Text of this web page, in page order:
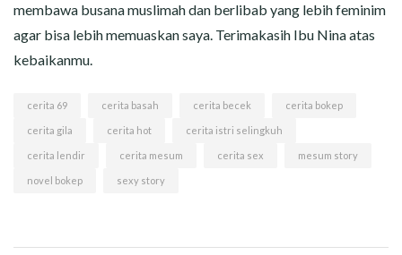
membawa busana muslimah dan berlibab yang lebih feminim
agar bisa lebih memuaskan saya. Terimakasih Ibu Nina atas
kebaikanmu.
cerita 69 cerita basah cerita becek cerita bokep
cerita gila cerita hot cerita istri selingkuh
cerita lendir cerita mesum cerita sex mesum story
novel bokep sexy story